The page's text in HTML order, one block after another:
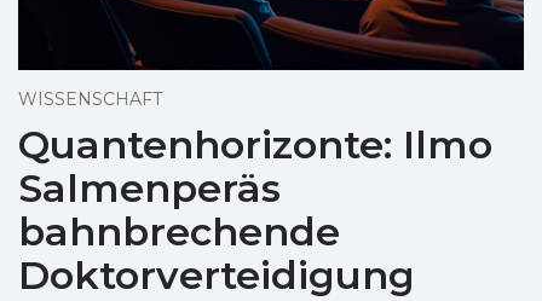
WISSENSCHAFT
Quantenhorizonte: Ilmo
Salmenperäs
bahnbrechende
Doktorverteidigung